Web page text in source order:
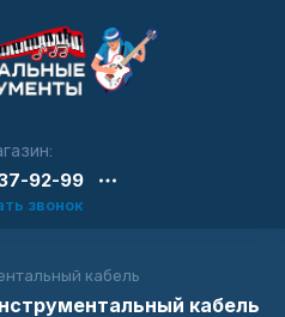
92-99
звонок
кабель
кабель